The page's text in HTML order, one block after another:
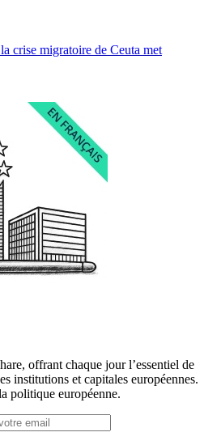
crise migratoire de Ceuta met
offrant chaque jour l’essentiel de
institutions et capitales européennes.
politique européenne.